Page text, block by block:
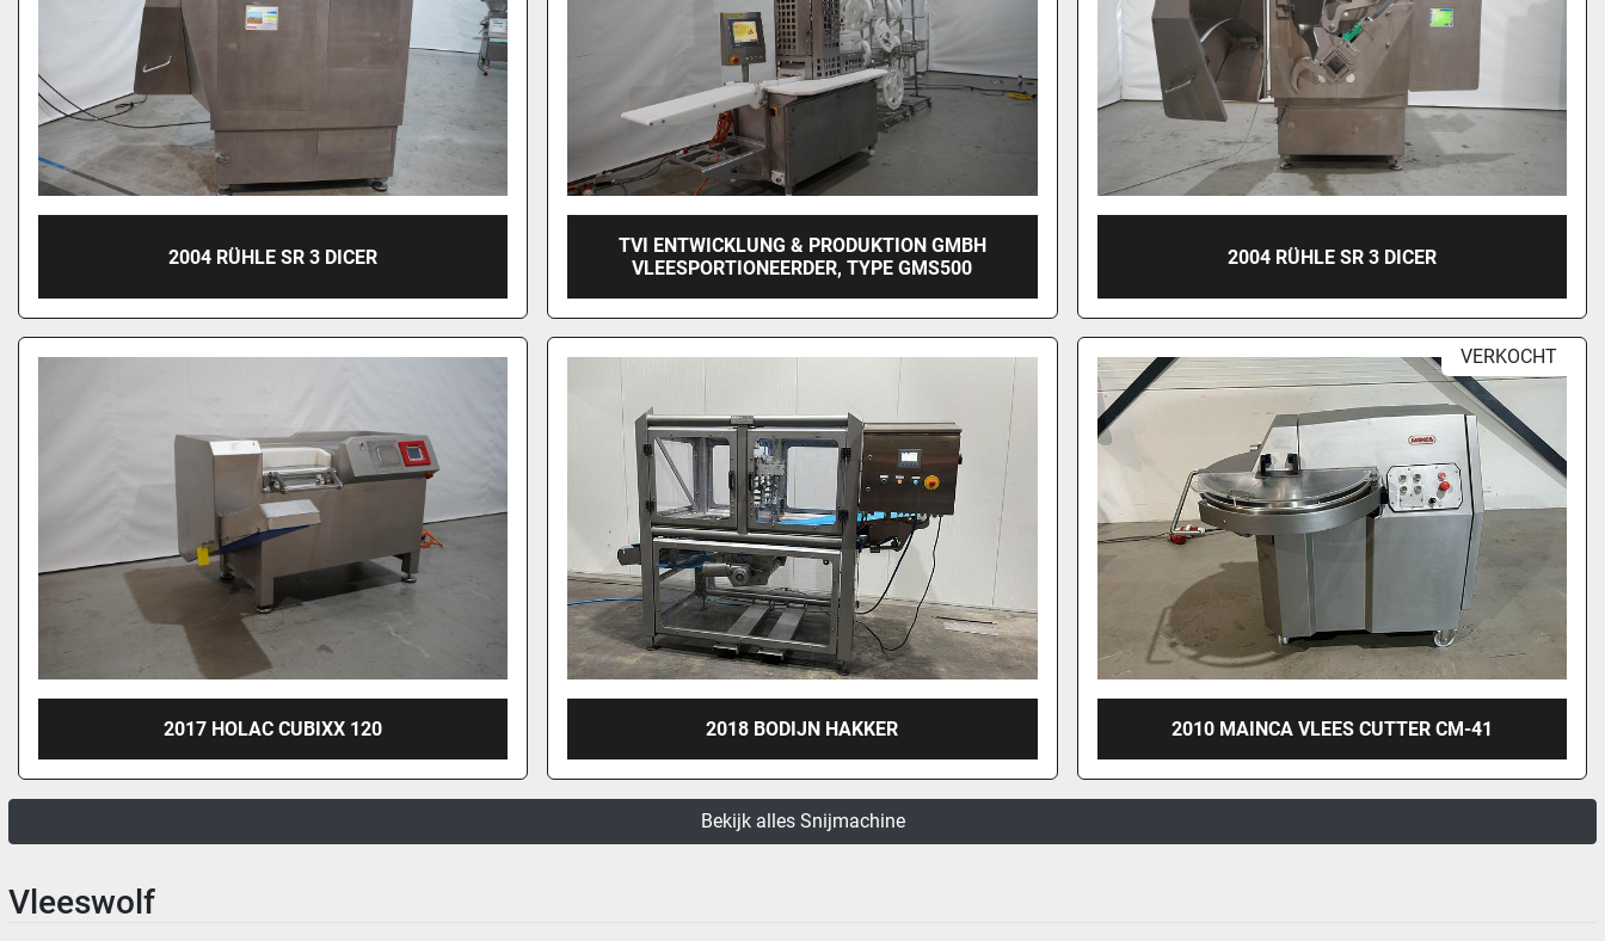
2004 RÜHLE SR 3 DICER
TVI ENTWICKLUNG & PRODUKTION GMBH
VLEESPORTIONEERDER, TYPE GMS500
2004 RÜHLE SR 3 DICER
2017 HOLAC CUBIXX 120 2018 BODIJN HAKKER
VERKOCHT
2010 MAINCA VLEES CUTTER CM-41
Bekijk alles Snijmachine
Vleeswolf